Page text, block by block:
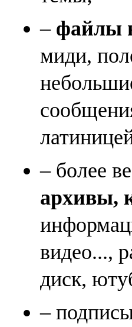
– файлы
миди,
– более
архивы,
видео...,
диск,
–